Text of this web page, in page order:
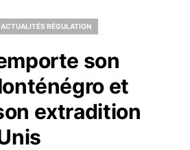
ACTUALITÉS RÉGULATION
son
et
extradition